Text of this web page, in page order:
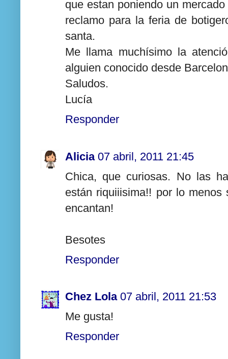
que estan poniendo un
reclamo para la feria de
santa.
Me llama muchísimo la
alguien conocido desde
Saludos.
Lucía
Responder
Alicia 07 abril, 2011 21:45
Chica, que curiosas. No las
están riquiiisima!! por lo
encantan!
Besotes
Responder
Chez Lola 07 abril, 2011 21:53
Me gusta!
Responder